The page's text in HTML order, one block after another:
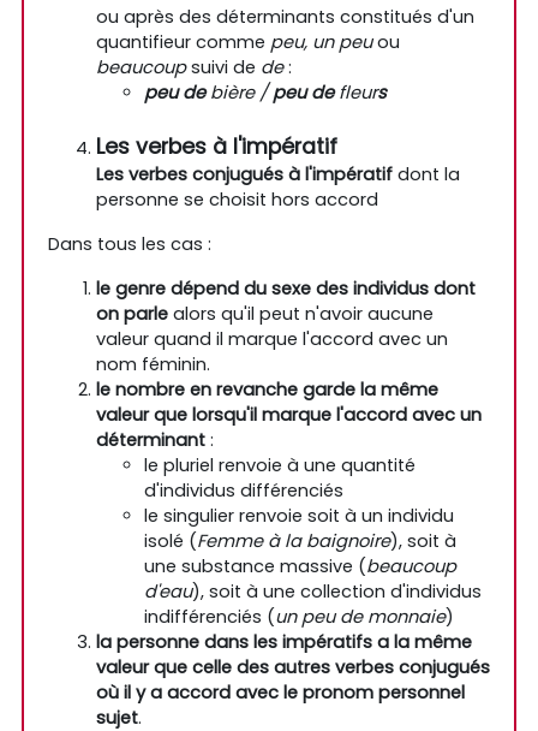
ou après des déterminants constitués d'un
quantifieur comme peu, un peuou
beaucoupsuivi de de:
peu debière /peu defleurs
Les verbes à l'impératif
Les verbes conjugués à l'impératif dont la
personne se choisit hors accord
Dans tous les cas :
le genre dépend du sexe des individus dont
on parle alors qu'il peut n'avoir aucune
valeur quand il marque l'accord avec un
nom féminin.
le nombre en revanche garde la même
valeur que lorsqu'il marque l'accord avec un
déterminant :
le pluriel renvoie à une quantité
d'individus différenciés
le singulier renvoie soit à un individu
isolé (Femme à la baignoire), soit à
une substance massive (beaucoup
d'eau), soit à une collection d'individus
indifférenciés (un peu de monnaie)
la personne dans les impératifs a la même
valeur que celle des autres verbes conjugués
où il y a accord avec le pronom personnel
sujet.